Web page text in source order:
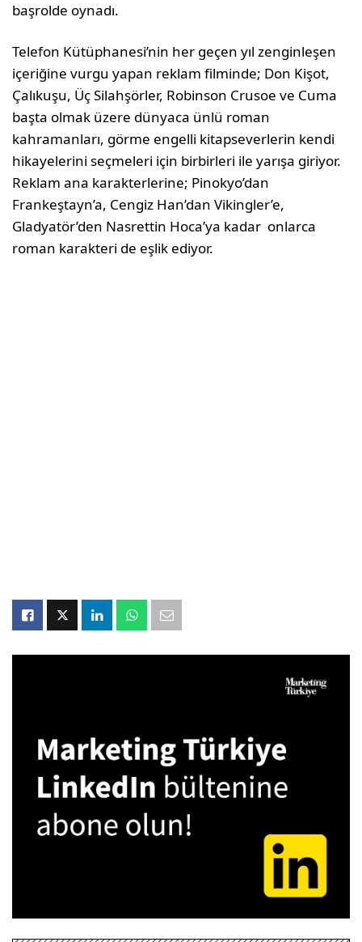
başrolde oynadı.
Telefon Kütüphanesi’nin her geçen yıl zenginleşen
içeriğine vurgu yapan reklam filminde; Don Kişot,
Çalıkuşu, Üç Silahşörler, Robinson Crusoe ve Cuma
başta olmak üzere dünyaca ünlü roman
kahramanları, görme engelli kitapseverlerin kendi
hikayelerini seçmeleri için birbirleri ile yarışa giriyor.
Reklam ana karakterlerine; Pinokyo’dan
Frankeştayn’a, Cengiz Han’dan Vikingler’e,
Gladyatör’den Nasrettin Hoca’ya kadar onlarca
roman karakteri de eşlik ediyor.